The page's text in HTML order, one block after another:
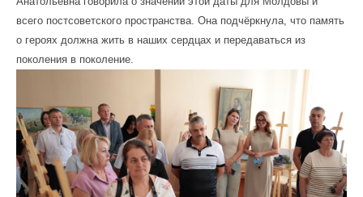
всего постсоветского пространства. Она подчёркнула, что память
о героях должна жить в наших сердцах и передаваться из
поколения в поколение.